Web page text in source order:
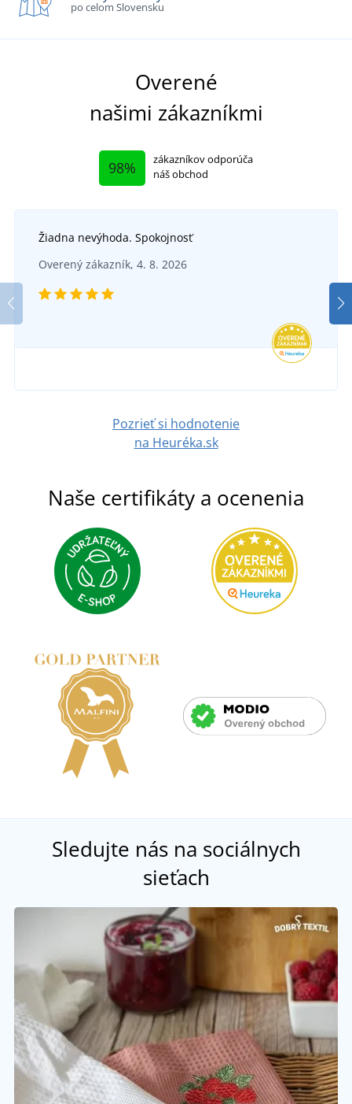
po celom Slovensku
Overené
našimi zákazníkmi
98%
zákazníkov odporúča
náš obchod
Žiadna nevýhoda. Spokojnosť
Overený zákazník, 4. 8. 2026
Pozrieť si hodnotenie
na Heuréka.sk
Naše certifikáty a ocenenia
Sledujte nás na sociálnych
sieťach